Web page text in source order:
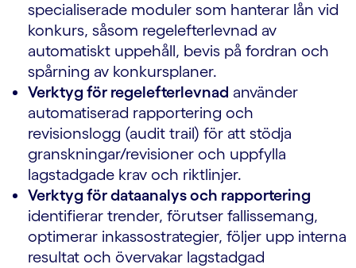
specialiserade moduler som hanterar lån vid
konkurs, såsom regelefterlevnad av
automatiskt uppehåll, bevis på fordran och
spårning av konkursplaner.
Verktyg för regelefterlevnad använder
automatiserad rapportering och
revisionslogg (audit trail) för att stödja
granskningar/revisioner och uppfylla
lagstadgade krav och riktlinjer.
Verktyg för dataanalys och rapportering
identifierar trender, förutser fallissemang,
optimerar inkassostrategier, följer upp interna
resultat och övervakar lagstadgad